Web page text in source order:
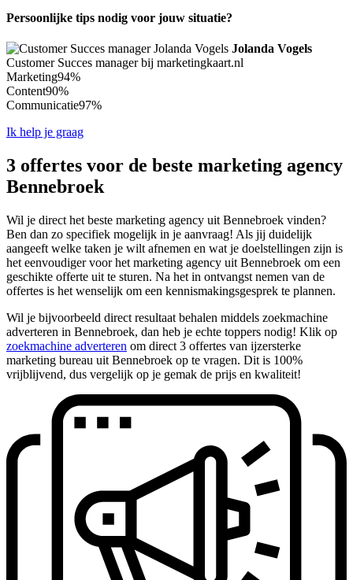
Persoonlijke tips nodig voor jouw situatie?
Jolanda Vogels
Customer Succes manager bij marketingkaart.nl
Marketing94%
Content90%
Communicatie97%
Ik help je graag
3 offertes voor de beste marketing agency
Bennebroek
Wil je direct het beste marketing agency uit Bennebroek vinden?
Ben dan zo specifiek mogelijk in je aanvraag! Als jij duidelijk
aangeeft welke taken je wilt afnemen en wat je doelstellingen zijn is
het eenvoudiger voor het marketing agency uit Bennebroek om een
geschikte offerte uit te sturen. Na het in ontvangst nemen van de
offertes is het wenselijk om een kennismakingsgesprek te plannen.
Wil je bijvoorbeeld direct resultaat behalen middels zoekmachine
adverteren in Bennebroek, dan heb je echte toppers nodig! Klik op
zoekmachine adverteren om direct 3 offertes van ijzersterke
marketing bureau uit Bennebroek op te vragen. Dit is 100%
vrijblijvend, dus vergelijk op je gemak de prijs en kwaliteit!